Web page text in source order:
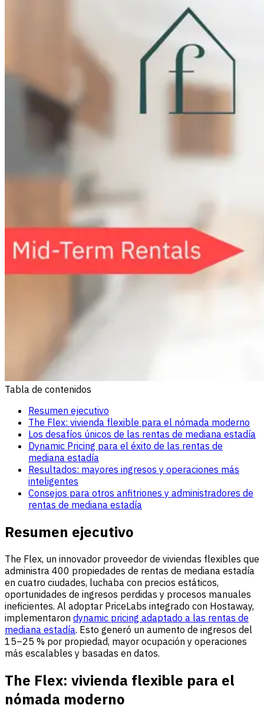
Tabla de contenidos
Resumen ejecutivo
The Flex: vivienda flexible para el nómada moderno
Los desafíos únicos de las rentas de mediana estadía
Dynamic Pricing para el éxito de las rentas de
mediana estadía
Resultados: mayores ingresos y operaciones más
inteligentes
Consejos para otros anfitriones y administradores de
rentas de mediana estadía
Resumen ejecutivo
The Flex, un innovador proveedor de viviendas flexibles que
administra 400 propiedades de rentas de mediana estadía
en cuatro ciudades, luchaba con precios estáticos,
oportunidades de ingresos perdidas y procesos manuales
ineficientes. Al adoptar PriceLabs integrado con Hostaway,
implementaron dynamic pricing adaptado a las rentas de
mediana estadía. Esto generó un aumento de ingresos del
15–25 % por propiedad, mayor ocupación y operaciones
más escalables y basadas en datos.
The Flex: vivienda flexible para el
nómada moderno